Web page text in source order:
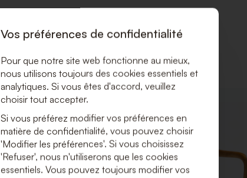
AJOUTER
À
LISTE
DE
SOUHAITS
Vos préférences de confidentialité
Pour que notre site web fonctionne au mieux,
nous utilisons toujours des cookies essentiels et
analytiques. Si vous êtes d'accord, veuillez
choisir tout accepter.
Si vous préférez modifier vos préférences en
matière de confidentialité, vous pouvez choisir
'Modifier les préférences'. Si vous choisissez
'Refuser', nous n'utiliserons que les cookies
essentiels. Vous pouvez toujours modifier vos